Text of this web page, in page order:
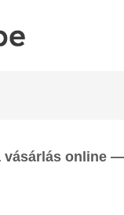
online